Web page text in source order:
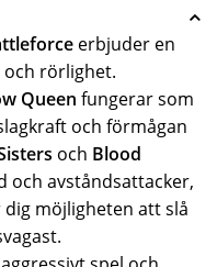
erbjuder en
rörlighet.
Queen fungerar som
och förmågan
och Blood
och avståndsattacker,
möjligheten att slå